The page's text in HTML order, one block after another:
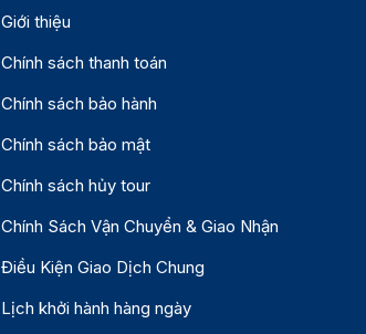
Giới thiệu
Chính sách thanh toán
Chính sách bảo hành
Chính sách bảo mật
Chính sách hủy tour
Chính Sách Vận Chuyển & Giao Nhận
Điều Kiện Giao Dịch Chung
Lịch khởi hành hàng ngày